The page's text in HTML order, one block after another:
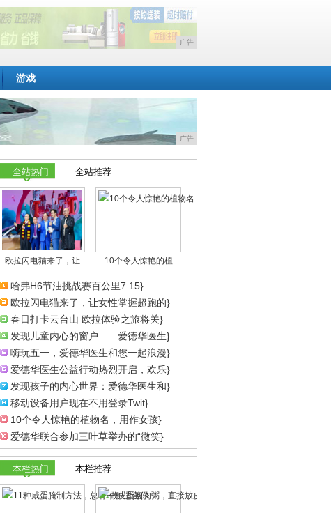
广告
游戏
广告
全站热门 全站推荐
欧拉闪电猫来了，让 10个令人惊艳的植
哈弗H6节油挑战赛百公里7.15}
欧拉闪电猫来了，让女性掌握超跑的}
春日打卡云台山 欧拉体验之旅将关}
发现儿童内心的窗户——爱德华医生}
嗨玩五一，爱德华医生和您一起浪漫}
爱德华医生公益行动热烈开启，欢乐}
发现孩子的内心世界：爱德华医生和}
移动设备用户现在不用登录Twit}
10个令人惊艳的植物名，用作女孩}
爱德华联合参加三叶草举办的“微笑}
本栏热门 本栏推荐